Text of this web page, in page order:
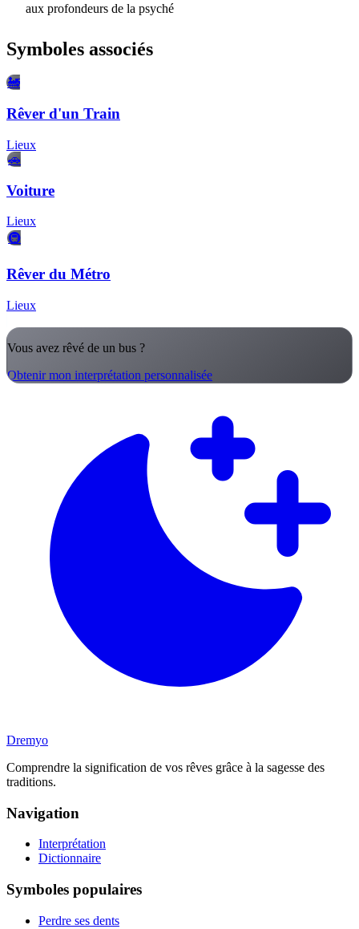
aux profondeurs de la psyché
Symboles associés
🚂
Rêver d'un Train
Lieux
🚗
Voiture
Lieux
🚇
Rêver du Métro
Lieux
Vous avez rêvé de un bus ?
Obtenir mon interprétation personnalisée
Dremyo
Comprendre la signification de vos rêves grâce à la sagesse des
traditions.
Navigation
Interprétation
Dictionnaire
Symboles populaires
Perdre ses dents